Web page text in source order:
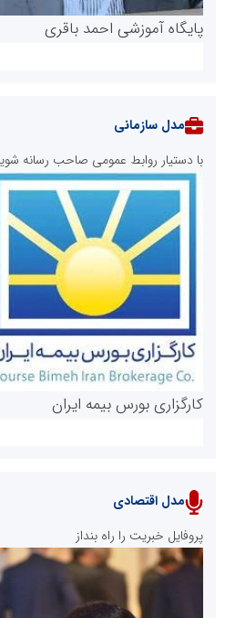
پایگاه آموزشی احمد باقری
روابط عمومی خبرگزاری گزارش خبر
پایگاه خبری نهضت ملی مسکن
مدل سازمانی
با دستیار روابط عمومی صاحب رسانه
کارگزاری بورس بیمه ایران
مدل اقتصادی
پروفایل خبریت را راه بنداز